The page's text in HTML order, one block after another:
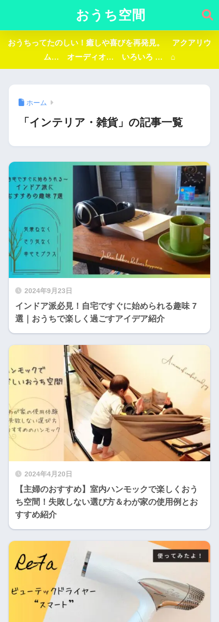
おうち空間
おうちってたのしい！癒しや喜びを再発見。 アクアリウ
ム… オーディオ… いろいろ … ⌂
ホーム
「インテリア・雑貨」の記事一覧
2024年9月23日
インドア派必見！自宅ですぐに始められる趣味 7
選｜おうちで楽しく過ごすアイデア紹介
2024年4月20日
【主婦のおすすめ】室内ハンモックで楽しくおう
ち空間！失敗しない選び方＆わが家の使用例とお
すすめ紹介